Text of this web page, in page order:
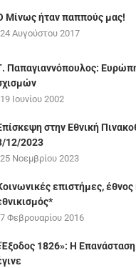
Μίνως ήταν παππούς μας!
24 Αυγούστου 2017
Παπαγιαννόπουλος:
19 Ιουνίου 2002
στην Εθνική
12/2023
25 Νοεμβρίου 2023
επιστήμες, έθνος
7 Φεβρουαρίου 2016
1826»: Η